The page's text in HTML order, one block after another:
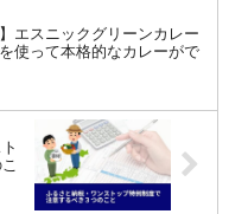
】エスニックグリーンカレー
使って本格的なカレーがで